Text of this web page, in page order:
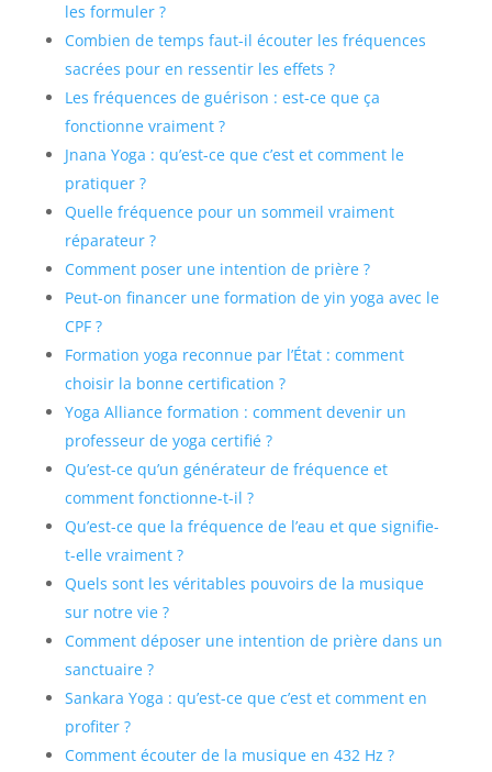
les formuler ?
Combien de temps faut-il écouter les fréquences
sacrées pour en ressentir les effets ?
Les fréquences de guérison : est-ce que ça
fonctionne vraiment ?
Jnana Yoga : qu’est-ce que c’est et comment le
pratiquer ?
Quelle fréquence pour un sommeil vraiment
réparateur ?
Comment poser une intention de prière ?
Peut-on financer une formation de yin yoga avec le
CPF ?
Formation yoga reconnue par l’État : comment
choisir la bonne certification ?
Yoga Alliance formation : comment devenir un
professeur de yoga certifié ?
Qu’est-ce qu’un générateur de fréquence et
comment fonctionne-t-il ?
Qu’est-ce que la fréquence de l’eau et que signifie-
t-elle vraiment ?
Quels sont les véritables pouvoirs de la musique
sur notre vie ?
Comment déposer une intention de prière dans un
sanctuaire ?
Sankara Yoga : qu’est-ce que c’est et comment en
profiter ?
Comment écouter de la musique en 432 Hz ?